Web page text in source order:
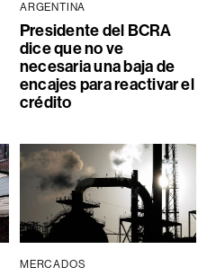
ARGENTINA
Presidente del BCRA
dice que no ve
necesaria una baja de
encajes para reactivar el
crédito
MERCADOS